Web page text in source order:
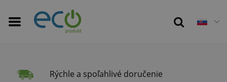
Rýchle a spoľahlivé doručenie